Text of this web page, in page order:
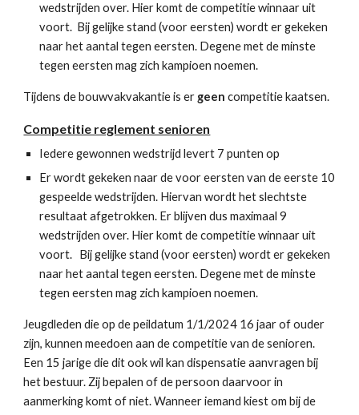
wedstrijden over. Hier komt de competitie winnaar uit
voort. Bij gelijke stand (voor eersten) wordt er gekeken
naar het aantal tegen eersten. Degene met de minste
tegen eersten mag zich kampioen noemen.
Tijdens de bouwvakvakantie is er geencompetitie kaatsen.
Competitie reglement senioren
Iedere gewonnen wedstrijd levert 7 punten op
Er wordt gekeken naar de voor eersten van de eerste 10
gespeelde wedstrijden. Hiervan wordt het slechtste
resultaat afgetrokken. Er blijven dus maximaal 9
wedstrijden over. Hier komt de competitie winnaar uit
voort. Bij gelijke stand (voor eersten) wordt er gekeken
naar het aantal tegen eersten. Degene met de minste
tegen eersten mag zich kampioen noemen.
Jeugdleden die op de peildatum 1/1/2024 16 jaar of ouder
zijn, kunnen meedoen aan de competitie van de senioren.
Een 15 jarige die dit ook wil kan dispensatie aanvragen bij
het bestuur. Zij bepalen of de persoon daarvoor in
aanmerking komt of niet. Wanneer iemand kiest om bij de